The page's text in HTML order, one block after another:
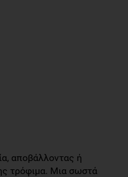
αποβάλλοντας ή
τρόφιμα. Μια σωστά